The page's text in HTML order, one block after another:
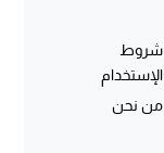
شروط
الإستخدام
من نحن